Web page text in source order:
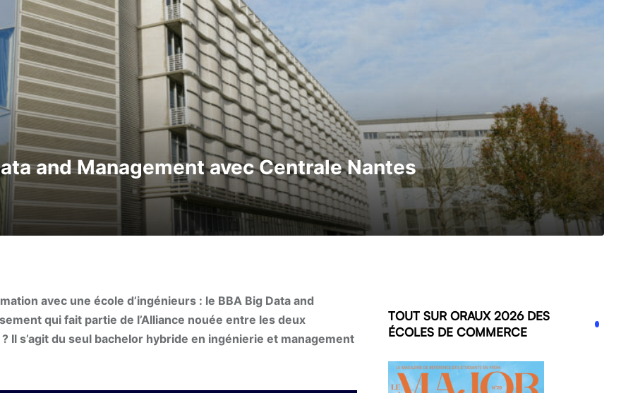
and Management avec Centrale Nantes
avec une école d’ingénieurs : le BBA Big Data and
qui fait partie de l’Alliance nouée entre les deux
Il s’agit du seul bachelor hybride en ingénierie et management
TOUT SUR ORAUX 2026 DES
ÉCOLES DE COMMERCE